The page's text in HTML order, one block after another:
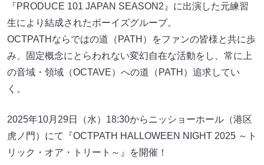
『PRODUCE 101 JAPAN SEASON2』に出演した元練習
生により結成されたボーイズグループ。
OCTPATHならではの道（PATH）をファンの皆様と共に歩
み、固定概念にとらわれない変幻自在な活動をし、常に上
の音域・領域（OCTAVE）への道（PATH）追求してい
く。
2025年10月29日（水）18:30からニッショーホール（港区
虎ノ門）にて『OCTPATH HALLOWEEN NIGHT 2025 ～ト
リック・オア・トリート～』を開催！